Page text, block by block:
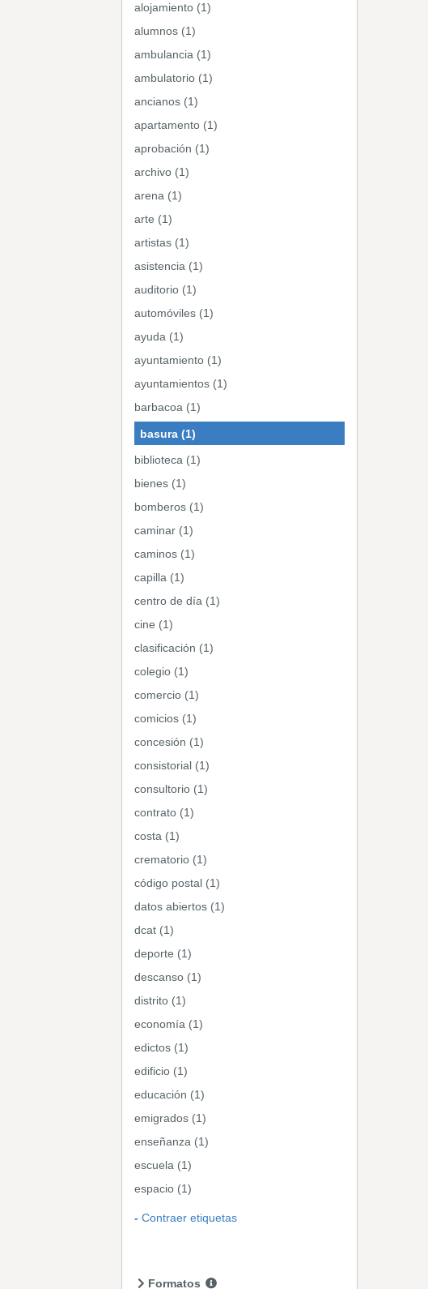
alojamiento (1)
alumnos (1)
ambulancia (1)
ambulatorio (1)
ancianos (1)
apartamento (1)
aprobación (1)
archivo (1)
arena (1)
arte (1)
artistas (1)
asistencia (1)
auditorio (1)
automóviles (1)
ayuda (1)
ayuntamiento (1)
ayuntamientos (1)
barbacoa (1)
basura (1)
biblioteca (1)
bienes (1)
bomberos (1)
caminar (1)
caminos (1)
capilla (1)
centro de día (1)
cine (1)
clasificación (1)
colegio (1)
comercio (1)
comicios (1)
concesión (1)
consistorial (1)
consultorio (1)
contrato (1)
costa (1)
crematorio (1)
código postal (1)
datos abiertos (1)
dcat (1)
deporte (1)
descanso (1)
distrito (1)
economía (1)
edictos (1)
edificio (1)
educación (1)
emigrados (1)
enseñanza (1)
escuela (1)
espacio (1)
Contraer etiquetas
Formatos